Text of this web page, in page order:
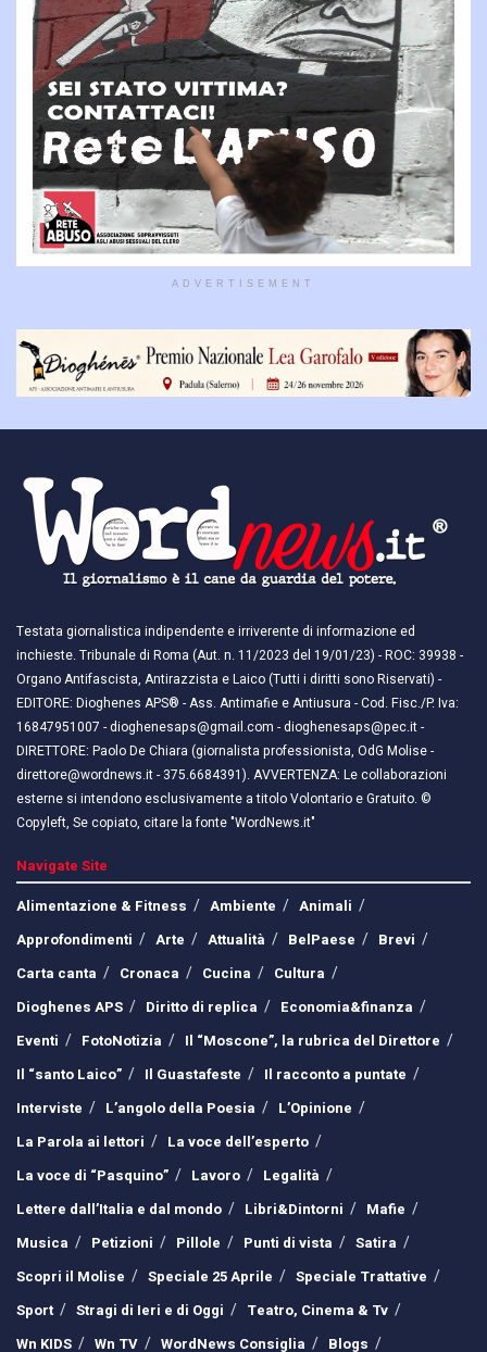
ADVERTISEMENT
Testata giornalistica indipendente e irriverente di informazione ed
inchieste. Tribunale di Roma (Aut. n. 11/2023 del 19/01/23) - ROC: 39938 -
Organo Antifascista, Antirazzista e Laico (Tutti i diritti sono Riservati) -
EDITORE: Dioghenes APS® - Ass. Antimafie e Antiusura - Cod. Fisc./P. Iva:
16847951007 - dioghenesaps@gmail.com - dioghenesaps@pec.it - ​​
DIRETTORE: Paolo De Chiara (giornalista professionista, OdG Molise -
direttore@wordnews.it - ​​375.6684391). AVVERTENZA: Le collaborazioni
esterne si intendono esclusivamente a titolo Volontario e Gratuito. ©
Copyleft, Se copiato, citare la fonte "WordNews.it"
Navigate Site
Alimentazione & Fitness
Ambiente
Animali
Approfondimenti
Arte Attualità BelPaese
Brevi
Carta canta
Cronaca Cucina
Cultura
Dioghenes APS
Diritto di replica
Economia&finanza
Eventi
FotoNotizia
Il “Moscone”, la rubrica del Direttore
Il “santo Laico”
Il Guastafeste
Il racconto a puntate
Interviste
L’angolo della Poesia
L’Opinione
La Parola ai lettori
La voce dell’esperto
La voce di “Pasquino”
Lavoro
Legalità
Lettere dall’Italia e dal mondo
Libri&Dintorni
Mafie
Musica
Petizioni Pillole Punti di vista
Satira
Scopri il Molise
Speciale 25 Aprile
Speciale Trattative
Sport
Stragi di Ieri e di Oggi
Teatro, Cinema & Tv
Wn KIDS
Wn TV WordNews Consiglia Blogs